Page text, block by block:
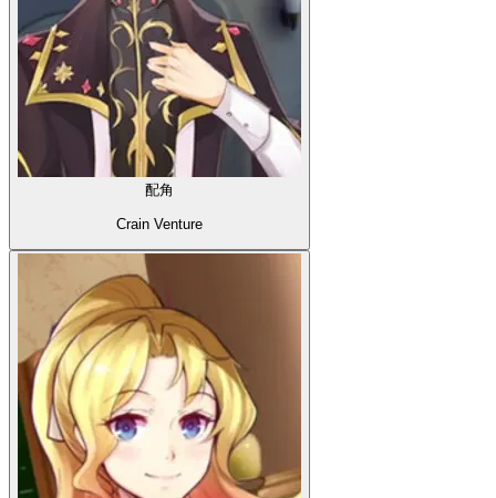
配角
Crain Venture